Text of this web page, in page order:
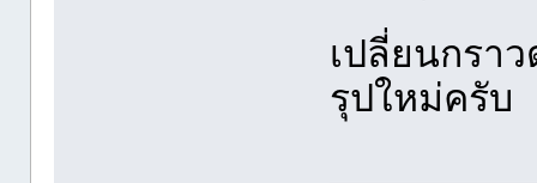
เปลี่ยนกรา
รุปใหม่ครับ